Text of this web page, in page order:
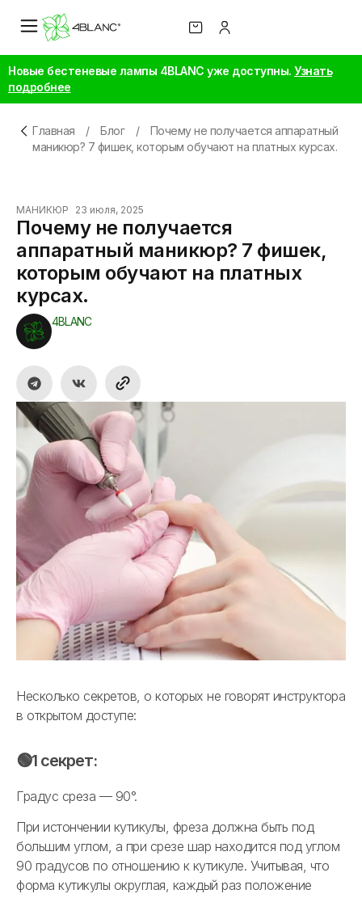
Новые бестеневые лампы 4BLANC уже доступны. Узнать
подробнее
Главная / Блог /
Почему не получается аппаратный
маникюр? 7 фишек, которым обучают на платных курсах.
МАНИКЮР 23 июля, 2025
Почему не получается
аппаратный маникюр? 7 фишек,
которым обучают на платных
курсах.
4BLANC
Несколько секретов, о которых не говорят инструктора
в открытом доступе:
🟢1 секрет:
Градус среза — 90°.
При истончении кутикулы, фреза должна быть под
большим углом, а при срезе шар находится под углом
90 градусов по отношению к кутикуле. Учитывая, что
форма кутикулы округлая, каждый раз положение